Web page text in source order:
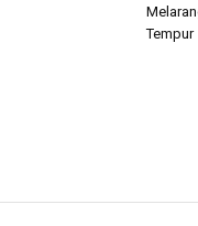
Tempur